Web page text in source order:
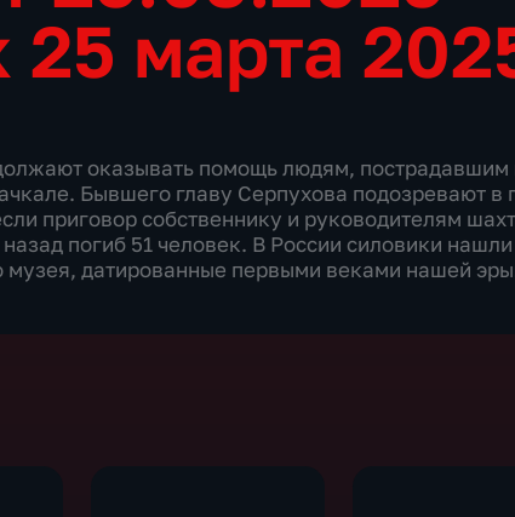
25 марта
оказывать помощь людям, пострадавшим
Бывшего главу Серпухова подозревают в
приговор собственнику и руководителям
погиб 51 человек. В России силовики
музея, датированные первыми веками нашей